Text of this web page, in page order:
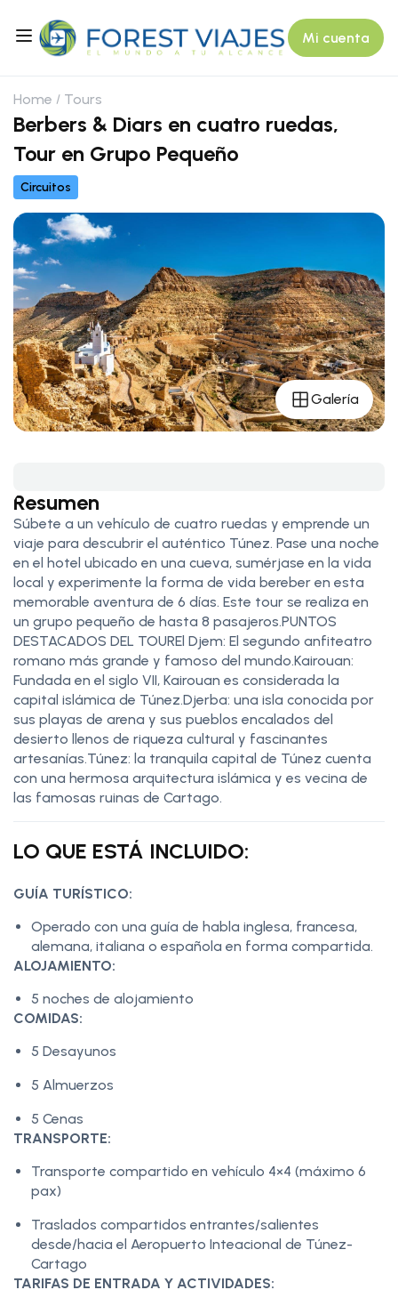
Mi cuenta
Home Tours
Berbers & Diars en cuatro ruedas,
Tour en Grupo Pequeño
Circuitos
Galería
Resumen
Súbete a un vehículo de cuatro ruedas y emprende un
viaje para descubrir el auténtico Túnez. Pase una noche
en el hotel ubicado en una cueva, sumérjase en la vida
local y experimente la forma de vida bereber en esta
memorable aventura de 6 días. Este tour se realiza en
un grupo pequeño de hasta 8 pasajeros.PUNTOS
DESTACADOS DEL TOUREl Djem: El segundo anfiteatro
romano más grande y famoso del mundo.Kairouan:
Fundada en el siglo VII, Kairouan es considerada la
capital islámica de Túnez.Djerba: una isla conocida por
sus playas de arena y sus pueblos encalados del
desierto llenos de riqueza cultural y fascinantes
artesanías.Túnez: la tranquila capital de Túnez cuenta
con una hermosa arquitectura islámica y es vecina de
las famosas ruinas de Cartago.
LO QUE ESTÁ INCLUIDO:
GUÍA TURÍSTICO:
Operado con una guía de habla inglesa, francesa,
alemana, italiana o española en forma compartida.
ALOJAMIENTO:
5 noches de alojamiento
COMIDAS:
5 Desayunos
5 Almuerzos
5 Cenas
TRANSPORTE:
Transporte compartido en vehículo 4×4 (máximo 6
pax)
Traslados compartidos entrantes/salientes
desde/hacia el Aeropuerto Inteacional de Túnez-
Cartago
TARIFAS DE ENTRADA Y ACTIVIDADES: